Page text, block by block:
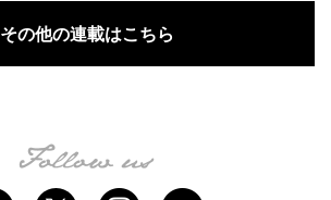
その他の連載はこちら